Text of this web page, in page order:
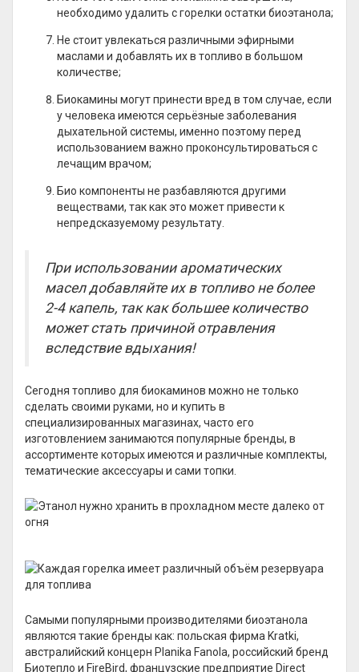
необходимо удалить с горелки остатки биоэтанола;
Не стоит увлекаться различными эфирными
маслами и добавлять их в топливо в большом
количестве;
Биокамины могут принести вред в том случае, если
у человека имеются серьёзные заболевания
дыхательной системы, именно поэтому перед
использованием важно проконсультироваться с
лечащим врачом;
Био компоненты не разбавляются другими
веществами, так как это может привести к
непредсказуемому результату.
При использовании ароматических
масел добавляйте их в топливо не более
2-4 капель, так как большее количество
может стать причиной отравления
вследствие вдыхания!
Сегодня топливо для биокаминов можно не только
сделать своими руками, но и купить в
специализированных магазинах, часто его
изготовлением занимаются популярные бренды, в
ассортименте которых имеются и различные комплекты,
тематические аксессуары и сами топки.
Самыми популярными производителями биоэтанола
являются такие бренды как: польская фирма Kratki,
австралийский концерн Planika Fanola, российский бренд
Биотепло и FireBird, французские предприятие Direct